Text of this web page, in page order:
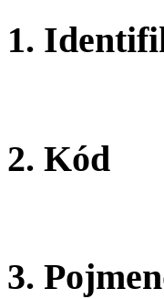
1.
2. Kód
3.